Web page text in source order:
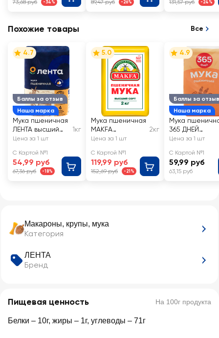
Макароны, крупы, мука
Категория
ЛЕНТА
Бренд
Пищевая ценность На 100г продукта
Белки – 10г, жиры – 1г, углеводы – 71г
73,68 руб -34% 89,47 руб -26% 131,57 руб -24%
Похожие товары Все
Баллы за отзыв
Наша марка
4.7
Мука пшеничная
ЛЕНТА высший
сорт
1кг
Цена за 1 шт
С Картой №1
54,99 руб
67,36 руб -18%
5.0
Мука пшеничная
MAKFA
хлебопекарная
2кг
Цена за 1 шт
С Картой №1
119,99 руб
152,69 руб -21%
Баллы за отзыв
Наша марка
4.9
Мука
365 ДНЕЙ
Цена за 1 шт
С Картой №1
59,99 руб
63,15 руб